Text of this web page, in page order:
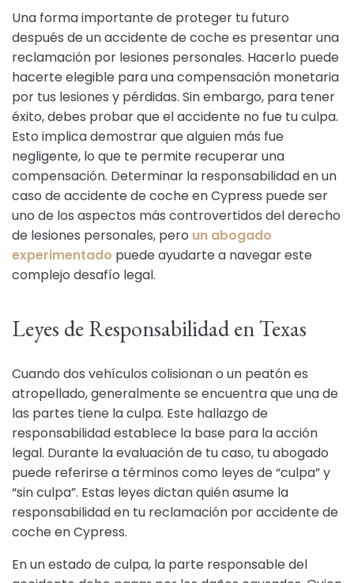
Una forma importante de proteger tu futuro
después de un accidente de coche es presentar una
reclamación por lesiones personales. Hacerlo puede
hacerte elegible para una compensación monetaria
por tus lesiones y pérdidas. Sin embargo, para tener
éxito, debes probar que el accidente no fue tu culpa.
Esto implica demostrar que alguien más fue
negligente, lo que te permite recuperar una
compensación. Determinar la responsabilidad en un
caso de accidente de coche en Cypress puede ser
uno de los aspectos más controvertidos del derecho
de lesiones personales, pero un abogado
experimentado puede ayudarte a navegar este
complejo desafío legal.
Leyes de Responsabilidad en Texas
Cuando dos vehículos colisionan o un peatón es
atropellado, generalmente se encuentra que una de
las partes tiene la culpa. Este hallazgo de
responsabilidad establece la base para la acción
legal. Durante la evaluación de tu caso, tu abogado
puede referirse a términos como leyes de “culpa” y
“sin culpa”. Estas leyes dictan quién asume la
responsabilidad en tu reclamación por accidente de
coche en Cypress.
En un estado de culpa, la parte responsable del